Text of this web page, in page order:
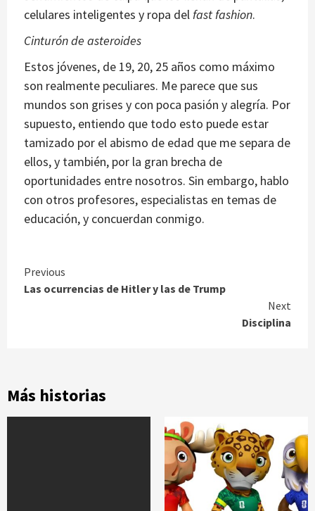
celulares inteligentes y ropa delfast fashion.
Cinturón de asteroides
Estos jóvenes, de 19, 20, 25 años como máximo
son realmente peculiares. Me parece que sus
mundos son grises y con poca pasión y alegría. Por
supuesto, entiendo que todo esto puede estar
tamizado por el abismo de edad que me separa de
ellos, y también, por la gran brecha de
oportunidades entre nosotros. Sin embargo, hablo
con otros profesores, especialistas en temas de
educación, y concuerdan conmigo.
Continue
Previous
Las ocurrencias de Hitler y las de Trump
Next
Disciplina
Más historias